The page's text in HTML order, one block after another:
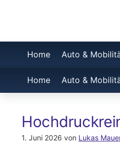
Home Auto &
Home Auto &
1. Juni 2026 von Lukas